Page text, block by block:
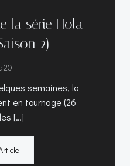
la série Hola
2)
20
semaines, la
en tournage (26
[…]